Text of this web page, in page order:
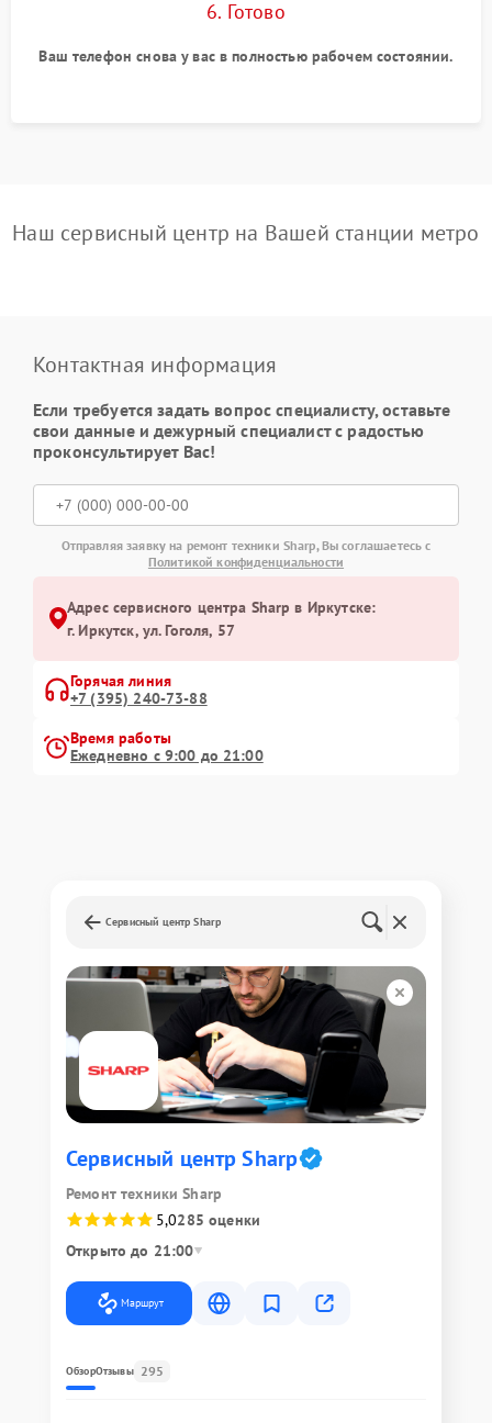
6. Готово
Ваш телефон снова у вас в полностью рабочем состоянии.
Наш сервисный центр на Вашей станции метро
Контактная информация
Если требуется задать вопрос специалисту, оставьте
свои данные и дежурный специалист с радостью
проконсультирует Вас!
Отправляя заявку на ремонт техники Sharp, Вы соглашаетесь с
Политикой конфиденциальности
Адрес сервисного центра Sharp в Иркутске:
г. Иркутск, ул. ​Гоголя, 57
Горячая линия
+7 (395) 240-73-88
Время работы
Ежедневно с 9:00 до 21:00
Сервисный центр Sharp
Сервисный центр Sharp
Ремонт техники Sharp
5,0285 оценки
Открыто до 21:00
Маршрут
ОбзорОтзывы 295